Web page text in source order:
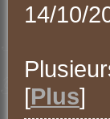
14/10/
[Plus]